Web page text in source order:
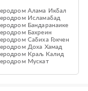
Алама Икбал
Исламабад
Бандаранаике
Бахреин
Сабиха Гокчен
Доха Хамад
Краљ Калид
Мускат